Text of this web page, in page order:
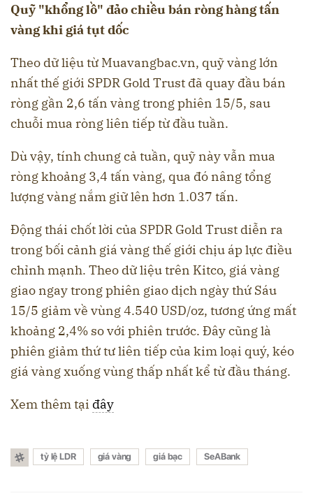
Quỹ "khổng lồ" đảo chiều bán ròng hàng tấn
vàng khi giá tụt dốc
Theo dữ liệu từ Muavangbac.vn, quỹ vàng lớn
nhất thế giới SPDR Gold Trust đã quay đầu bán
ròng gần 2,6 tấn vàng trong phiên 15/5, sau
chuỗi mua ròng liên tiếp từ đầu tuần.
Dù vậy, tính chung cả tuần, quỹ này vẫn mua
ròng khoảng 3,4 tấn vàng, qua đó nâng tổng
lượng vàng nắm giữ lên hơn 1.037 tấn.
Động thái chốt lời của SPDR Gold Trust diễn ra
trong bối cảnh giá vàng thế giới chịu áp lực điều
chỉnh mạnh. Theo dữ liệu trên Kitco, giá vàng
giao ngay trong phiên giao dịch ngày thứ Sáu
15/5 giảm về vùng 4.540 USD/oz, tương ứng mất
khoảng 2,4% so với phiên trước. Đây cũng là
phiên giảm thứ tư liên tiếp của kim loại quý, kéo
giá vàng xuống vùng thấp nhất kể từ đầu tháng.
Xem thêm tại đây
tỷ lệ LDR giá vàng giá bạc SeABank